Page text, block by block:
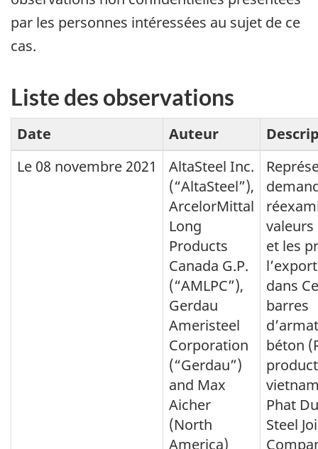
par les personnes intéressées au sujet de ce
cas.
Liste des observations
Date Auteur
Le 08 novembre 2021
AltaSteel Inc.
(“AltaSteel”),
ArcelorMittal
Long
Products
Canada G.P.
(“AMLPC”),
Gerdau
Ameristeel
Corporation
(“Gerdau”)
and Max
Aicher
(North
America)
et les
dans
barres
béton
Phat
Steel